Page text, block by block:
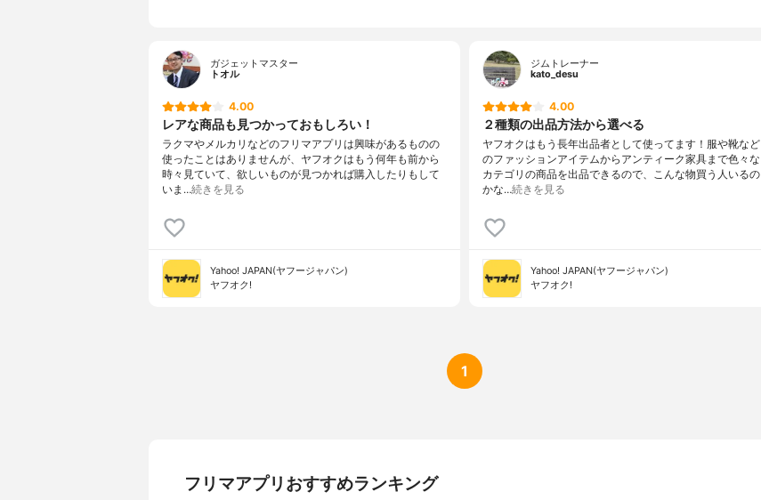
ガジェットマスター
トオル
4.00
レアな商品も見つかっておもしろい！
ラクマやメルカリなどのフリマアプリは興味があるものの
使ったことはありませんが、ヤフオクはもう何年も前から
時々見ていて、欲しいものが見つかれば購入したりもして
いま…続きを見る
Yahoo! JAPAN(ヤフージャパン)
ヤフオク!
ジムトレーナー
kato_desu
4.00
２種類の出品方法から選べる
ヤフオクはもう長年出品者として使ってます！服や靴など
のファッションアイテムからアンティーク家具まで色々な
カテゴリの商品を出品できるので、こんな物買う人いるの
かな…続きを見る
Yahoo! JAPAN(ヤフージャパン)
ヤフオク!
1
フリマアプリおすすめランキング